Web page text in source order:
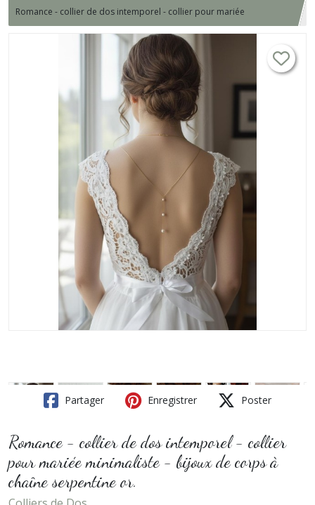
Romance - collier de dos intemporel - collier pour mariée
minimaliste - bijoux de corps à chaîne serpentine or.
Partager Enregistrer Poster
Romance - collier de dos intemporel - collier
pour mariée minimaliste - bijoux de corps à
chaîne serpentine or.